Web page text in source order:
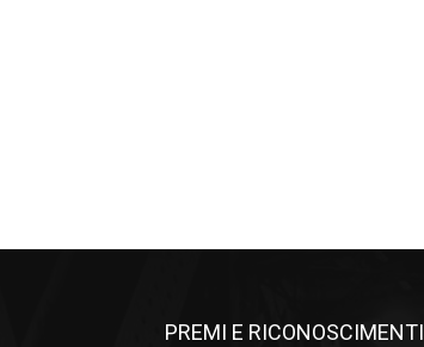
PREMI E RICONOSCIMENTI